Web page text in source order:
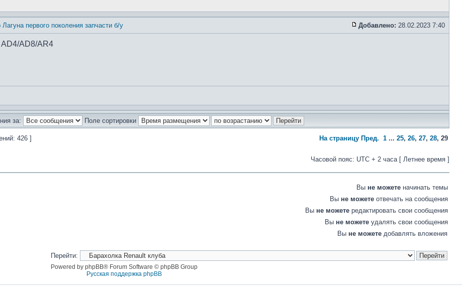
первого поколения запчасти б/у Добавлено: 28.02.2023 7:40
AD4/AD8/AR4
за: Поле сортировки
426 ] На страницу Пред. 1 ... 25, 26, 27, 28, 29
Часовой пояс: UTC + 2 часа [ Летнее время ]
Вы не можете начинать темы
Вы не можете отвечать на сообщения
Вы не можете редактировать свои сообщения
Вы не можете удалять свои сообщения
Вы не можете добавлять вложения
Перейти:
Powered by phpBB® Forum Software © phpBB Group
Русская поддержка phpBB